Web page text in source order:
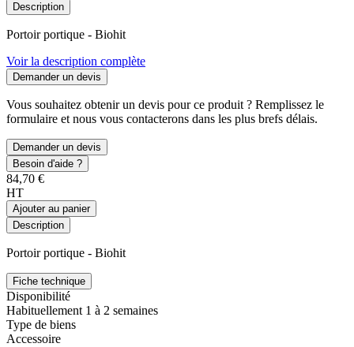
Description
Portoir portique - Biohit
Voir la description complète
Demander un devis
Vous souhaitez obtenir un devis pour ce produit ? Remplissez le
formulaire et nous vous contacterons dans les plus brefs délais.
Demander un devis
Besoin d'aide ?
84,70 €
HT
Ajouter au panier
Description
Portoir portique - Biohit
Fiche technique
Disponibilité
Habituellement 1 à 2 semaines
Type de biens
Accessoire